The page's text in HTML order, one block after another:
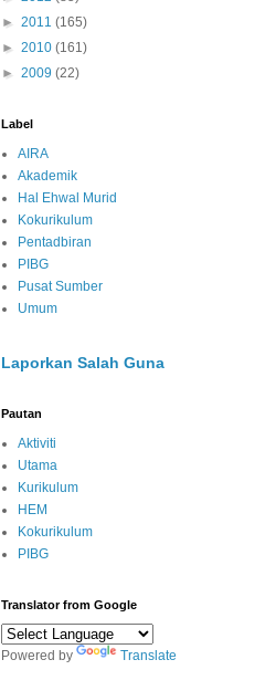
► 2011 (165)
► 2010 (161)
► 2009 (22)
Label
AIRA
Akademik
Hal Ehwal Murid
Kokurikulum
Pentadbiran
PIBG
Pusat Sumber
Umum
Laporkan Salah Guna
Pautan
Aktiviti
Utama
Kurikulum
HEM
Kokurikulum
PIBG
Translator from Google
Powered by Translate